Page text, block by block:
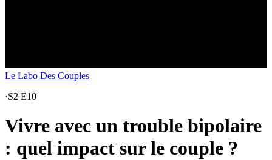
Le Labo Des Couples
·S2 E10
Vivre avec un trouble bipolaire
: quel impact sur le couple ?